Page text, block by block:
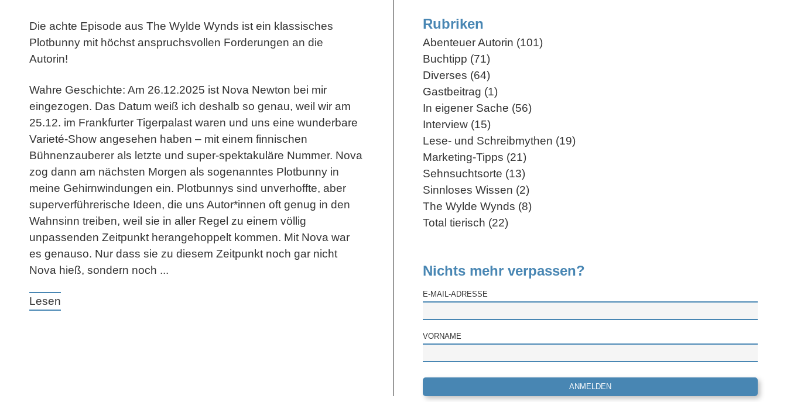
Die achte Episode aus The Wylde Wynds ist ein klassisches
Plotbunny mit höchst anspruchsvollen Forderungen an die
Autorin!
Wahre Geschichte: Am 26.12.2025 ist Nova Newton bei mir
eingezogen. Das Datum weiß ich deshalb so genau, weil wir am
25.12. im Frankfurter Tigerpalast waren und uns eine wunderbare
Varieté-Show angesehen haben – mit einem finnischen
Bühnenzauberer als letzte und super-spektakuläre Nummer. Nova
zog dann am nächsten Morgen als sogenanntes Plotbunny in
meine Gehirnwindungen ein. Plotbunnys sind unverhoffte, aber
superverführerische Ideen, die uns Autor*innen oft genug in den
Wahnsinn treiben, weil sie in aller Regel zu einem völlig
unpassenden Zeitpunkt herangehoppelt kommen. Mit Nova war
es genauso. Nur dass sie zu diesem Zeitpunkt noch gar nicht
Nova hieß, sondern noch ...
Lesen
Rubriken
Abenteuer Autorin (101)
Buchtipp (71)
Diverses (64)
Gastbeitrag (1)
In eigener Sache (56)
Interview (15)
Lese- und Schreibmythen (19)
Marketing-Tipps (21)
Sehnsuchtsorte (13)
Sinnloses Wissen (2)
The Wylde Wynds (8)
Total tierisch (22)
Nichts mehr verpassen?
E-MAIL-ADRESSE
VORNAME